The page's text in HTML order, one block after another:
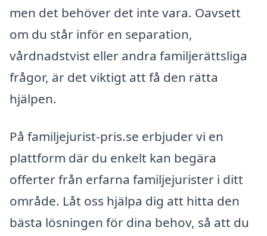
men det behöver det inte vara. Oavsett
om du står inför en separation,
vårdnadstvist eller andra familjerättsliga
frågor, är det viktigt att få den rätta
hjälpen.
På familjejurist-pris.se erbjuder vi en
plattform där du enkelt kan begära
offerter från erfarna familjejurister i ditt
område. Låt oss hjälpa dig att hitta den
bästa lösningen för dina behov, så att du